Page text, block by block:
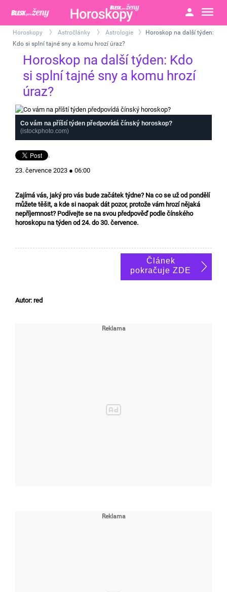
Horoskopy Astročlánky Astrologie
>
Horoskop na další týden:
Kdo si splní tajné sny a komu hrozí úraz?
Horoskop na další týden: Kdo
si splní tajné sny a komu hrozí
úraz?
Co vám na příští týden předpovídá čínský horoskop?
(istockphoto.com)
.
23. července 2023 ● 06:00
Zajímá vás, jaký pro vás bude začátek týdne? Na co se už od pondělí
můžete těšit, a kde si naopak dát pozor, protože vám hrozí nějaká
nepříjemnost? Podívejte se na svou předpověď podle čínského
horoskopu na týden od 24. do 30. července.
Článek
pokračuje ZDE
Autor: red